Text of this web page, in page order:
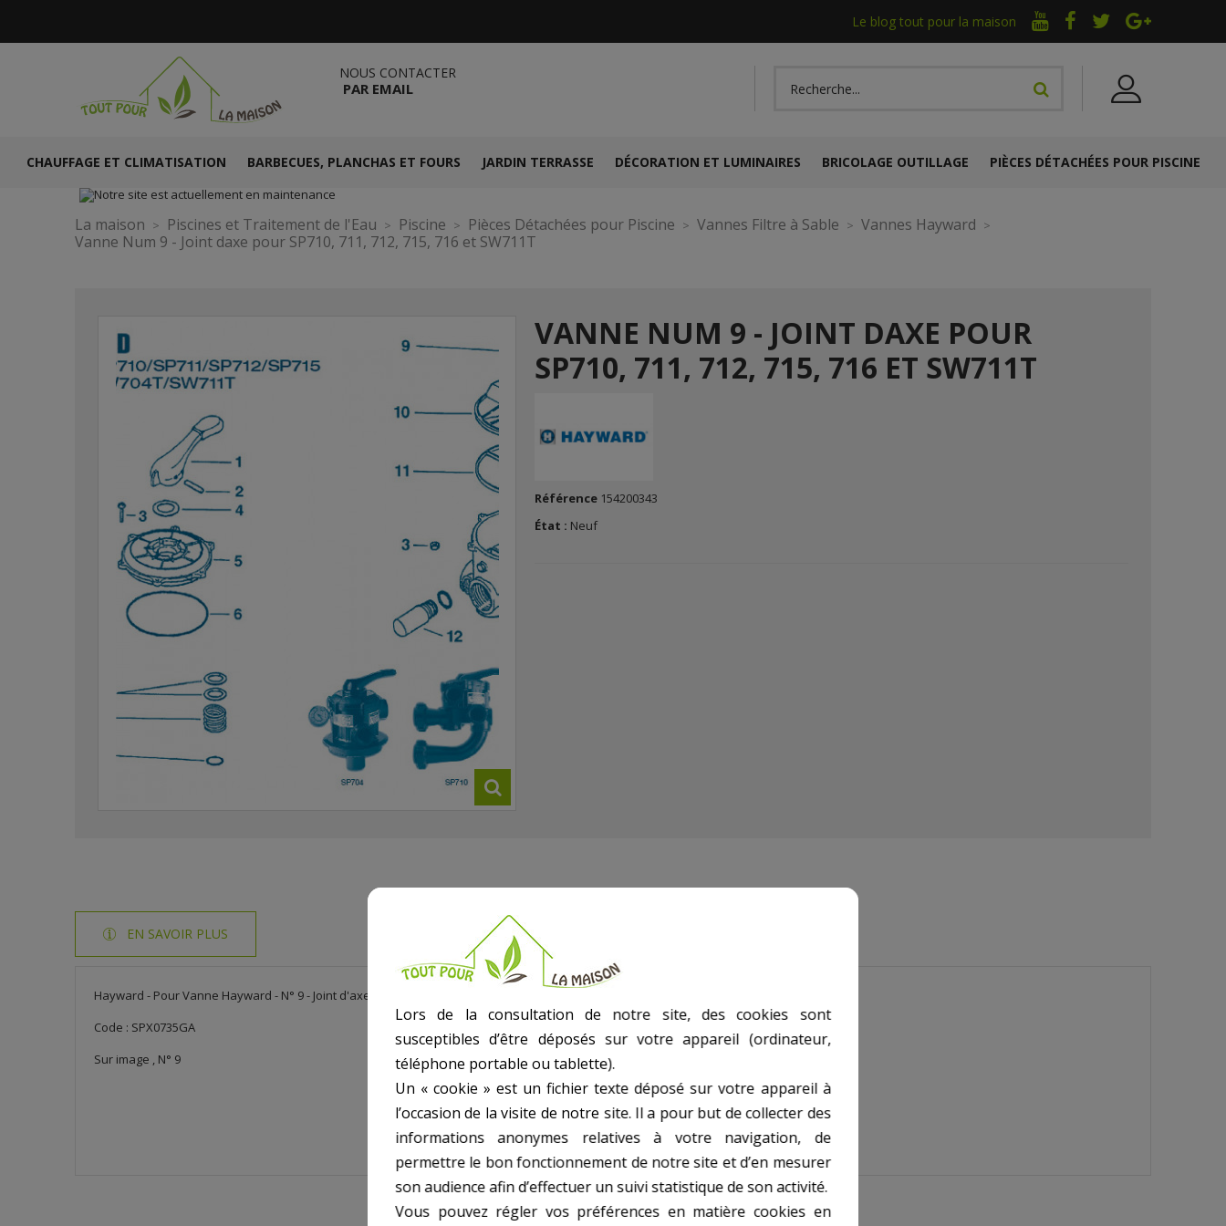
Le blog tout pour la maison
NOUS CONTACTER
PAR EMAIL
CHAUFFAGE ET CLIMATISATION BARBECUES, PLANCHAS ET FOURS JARDIN TERRASSE DÉCORATION ET LUMINAIRES BRICOLAGE OUTILLAGE PIÈCES DÉTACHÉES POUR PISCINE
La maison Piscines et Traitement de l'Eau Piscine Pièces Détachées pour Piscine Vannes Filtre à Sable
Vannes Hayward
Vanne Num 9 - Joint daxe pour SP710, 711, 712, 715, 716 et SW711T
VANNE NUM 9 - JOINT DAXE POUR
SP710, 711, 712, 715, 716 ET SW711T
Référence 154200343
État : Neuf
EN SAVOIR PLUS
Hayward - Pour Vanne Hayward - N° 9 - Joint d'axe pour SP710, 711, 712, 715, 716 et SW711T
Code : SPX0735GA
Sur image , N° 9
Lors de la consultation de notre site, des cookies sont
susceptibles d’être déposés sur votre appareil (ordinateur,
téléphone portable ou tablette).
Un « cookie » est un fichier texte déposé sur votre appareil à
l’occasion de la visite de notre site. Il a pour but de collecter des
informations anonymes relatives à votre navigation, de
permettre le bon fonctionnement de notre site et d’en mesurer
son audience afin d’effectuer un suivi statistique de son activité.
Vous pouvez régler vos préférences en matière cookies en